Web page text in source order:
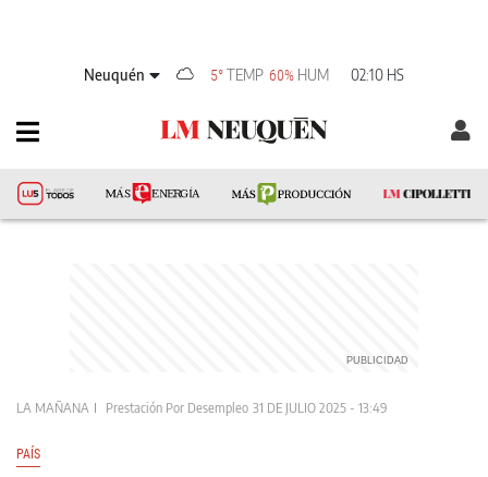
Neuquén 5°TEMP 60% HUM 02:10 HS
LA MAÑANA Prestación Por Desempleo 31 DE JULIO 2025 - 13:49
PAÍS